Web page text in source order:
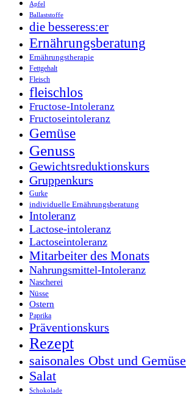
Apfel
Ballaststoffe
die besseress:er
Ernährungsberatung
Ernährungstherapie
Fettgehalt
Fleisch
fleischlos
Fructose-Intoleranz
Fructoseintoleranz
Gemüse
Genuss
Gewichtsreduktionskurs
Gruppenkurs
Gurke
individuelle Ernährungsberatung
Intoleranz
Lactose-intoleranz
Lactoseintoleranz
Mitarbeiter des Monats
Nahrungsmittel-Intoleranz
Nascherei
Nüsse
Ostern
Paprika
Präventionskurs
Rezept
saisonales Obst und Gemüse
Salat
Schokolade